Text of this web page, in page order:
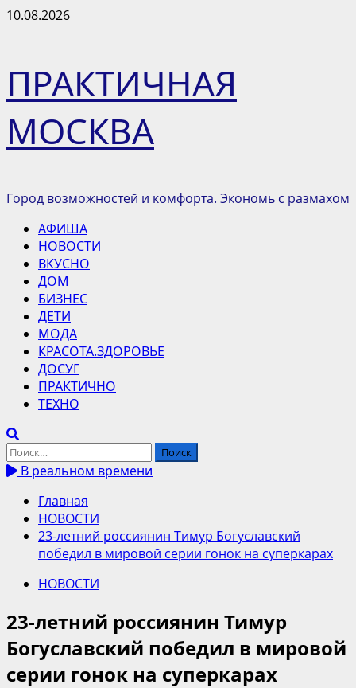
Перейти
10.08.2026
ПРАКТИЧНАЯ
МОСКВА
Город возможностей и комфорта. Экономь с размахом
Основное
меню
АФИША
НОВОСТИ
ВКУСНО
ДОМ
БИЗНЕС
ДЕТИ
МОДА
КРАСОТА.ЗДОРОВЬЕ
ДОСУГ
ПРАКТИЧНО
ТЕХНО
Найти:
В реальном времени
Главная
НОВОСТИ
23-летний россиянин Тимур Богуславский
победил в мировой серии гонок на суперкарах
НОВОСТИ
23-летний россиянин Тимур
Богуславский победил в мировой
серии гонок на суперкарах